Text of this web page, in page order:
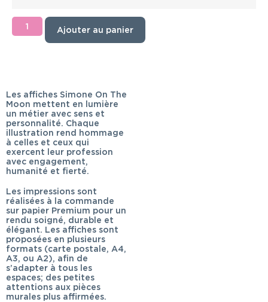
Ajouter au panier
Les affiches Simone On The
Moon mettent en lumière
un métier avec sens et
personnalité. Chaque
illustration rend hommage
à celles et ceux qui
exercent leur profession
avec engagement,
humanité et fierté.
Les impressions sont
réalisées à la commande
sur papier Premium pour un
rendu soigné, durable et
élégant. Les affiches sont
proposées en plusieurs
formats (carte postale, A4,
A3, ou A2), afin de
s’adapter à tous les
espaces; des petites
attentions aux pièces
murales plus affirmées.